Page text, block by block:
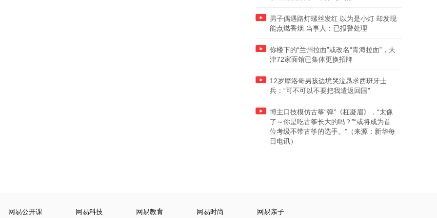
男子偶遇路灯螺丝发红 以为是小灯 却发现
能点燃香烟 当事人：已报警处理
你楼下的“兰州拉面”或改名“青海拉面”，天
津72家面馆已集体更换招牌
12岁摩洛哥男孩边境哭泣恳求西班牙士
兵：“可不可以不要把我遣返回国”
博主口技模仿古筝“弹”《枉凝眉》，“太像
了～你是吃古筝长大的吗？”“或将成为首
位考级不带古筝的选手。”（来源：新华每
日电讯）
网易公开课 网易科技 网易教育 网易时尚 网易亲子